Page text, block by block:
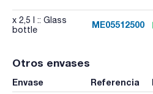
x 2,5 l :: Glass
bottle
ME05512500
Otros envases
Envase Referencia